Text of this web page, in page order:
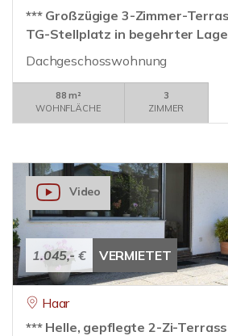
*** Großzügige 3-Zimmer-
TG-Stellplatz in begehrter
Dachgeschosswohnung
88 m²
WOHNFLÄCHE
3
ZIMMER
1.045,- € VERMIETET
Video
Haar
*** Helle, gepflegte 2-Zi-